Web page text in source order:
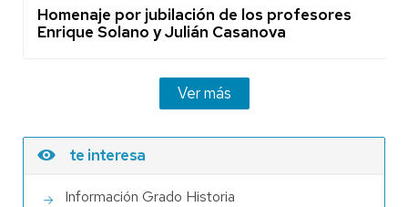
Homenaje por jubilación de los profesores
Enrique Solano y Julián Casanova
Ver más
te interesa
Información Grado Historia